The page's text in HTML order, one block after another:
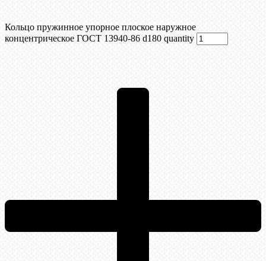
Кольцо пружинное упорное плоское наружное
концентрическое ГОСТ 13940-86 d180 quantity